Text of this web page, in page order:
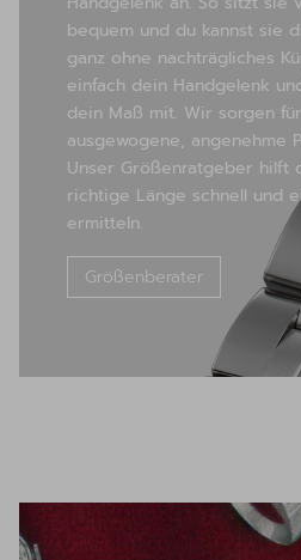
bequem und du kannst sie
ganz ohne nachträgliches
einfach dein Handgelenk
dein Maß mit. Wir sorgen
ausgewogene, angenehme
Unser Größenratgeber hilft
richtige Länge schnell und
ermitteln.
Größenberater